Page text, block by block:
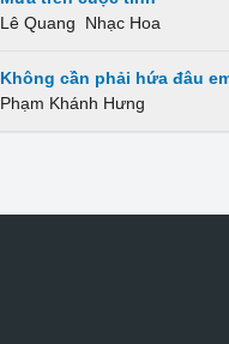
Lê Quang
Nhạc Hoa
Không cần phải hứa đâu
Phạm Khánh Hưng